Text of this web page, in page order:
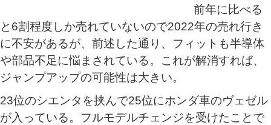
前年に比べる
と6割程度しか売れていないので2022年の売れ行き
に不安があるが、前述した通り、フィットも半導体
や部品不足に悩まされている。これが解消すれば、
ジャンプアップの可能性は大きい。
23位のシエンタを挟んで25位にホンダ車のヴェゼル
が入っている。フルモデルチェンジを受けたことで